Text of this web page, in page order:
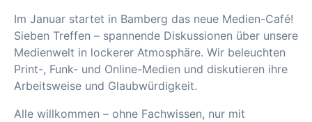
Im Januar startet in Bamberg das neue Medien-Café!
Sieben Treffen – spannende Diskussionen über unsere
Medienwelt in lockerer Atmosphäre. Wir beleuchten
Print-, Funk- und Online-Medien und diskutieren ihre
Arbeitsweise und Glaubwürdigkeit.
Alle willkommen – ohne Fachwissen, nur mit